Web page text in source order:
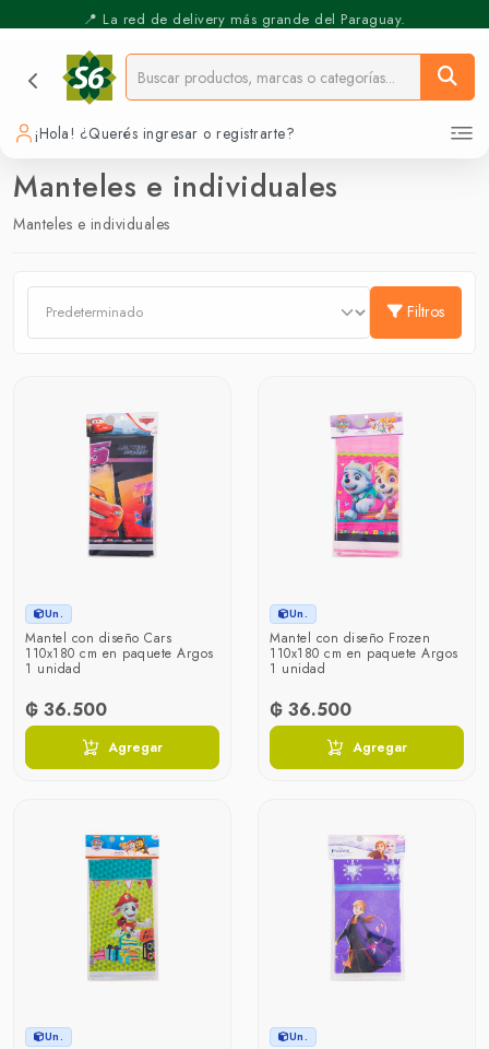
📍 La red de delivery más grande del Paraguay.
⚡️ Pickup Express - Retirás en 30 min.
¡Hola! ¿Querés ingresar o registrarte?
Manteles e individuales
Manteles e individuales
Filtros
Un.
Mantel con diseño Cars
110x180 cm en paquete Argos
1 unidad
₲ 36.500
Agregar
Un.
Mantel con diseño Frozen
110x180 cm en paquete Argos
1 unidad
₲ 36.500
Agregar
Un. Un.